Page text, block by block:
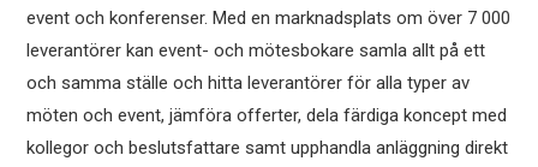
event och konferenser. Med en marknadsplats om över 7 000
leverantörer kan event- och mötesbokare samla allt på ett
och samma ställe och hitta leverantörer för alla typer av
möten och event, jämföra offerter, dela färdiga koncept med
kollegor och beslutsfattare samt upphandla anläggning direkt